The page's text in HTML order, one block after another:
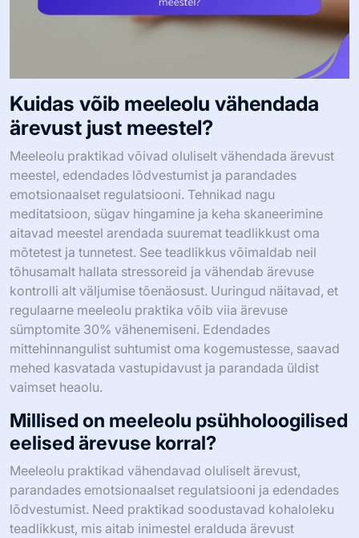
Kuidas võib meeleolu vähendada
ärevust just meestel?
Meeleolu praktikad võivad oluliselt vähendada ärevust
meestel, edendades lõdvestumist ja parandades
emotsionaalset regulatsiooni. Tehnikad nagu
meditatsioon, sügav hingamine ja keha skaneerimine
aitavad meestel arendada suuremat teadlikkust oma
mõtetest ja tunnetest. See teadlikkus võimaldab neil
tõhusamalt hallata stressoreid ja vähendab ärevuse
kontrolli alt väljumise tõenäosust. Uuringud näitavad, et
regulaarne meeleolu praktika võib viia ärevuse
sümptomite 30% vähenemiseni. Edendades
mittehinnangulist suhtumist oma kogemustesse, saavad
mehed kasvatada vastupidavust ja parandada üldist
vaimset heaolu.
Millised on meeleolu psühholoogilised
eelised ärevuse korral?
Meeleolu praktikad vähendavad oluliselt ärevust,
parandades emotsionaalset regulatsiooni ja edendades
lõdvestumist. Need praktikad soodustavad kohaloleku
teadlikkust, mis aitab inimestel eralduda ärevust